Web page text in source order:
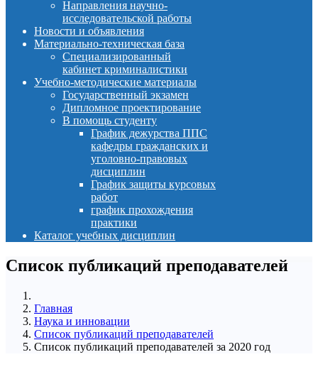
Направления научно-
исследовательской работы
Новости и объявления
Материально-техническая база
Специализированный
кабинет криминалистики
Учебно-методические материалы
Государственный экзамен
Дипломное проектирование
В помощь студенту
График дежурства ППС
кафедры гражданских и
уголовно-правовых
дисциплин
График защиты курсовых
работ
график прохождения
практики
Каталог учебных дисциплин
Список публикаций преподавателей
Главная
Наука и инновации
Список публикаций преподавателей
Список публикаций преподавателей за 2020 год